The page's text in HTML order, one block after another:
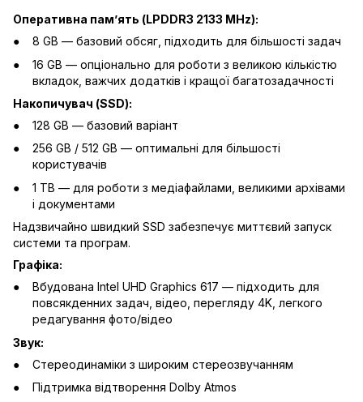
Оперативна памʼять (LPDDR3 2133 MHz):
8 GB — базовий обсяг, підходить для більшості задач
16 GB — опціонально для роботи з великою кількістю
вкладок, важчих додатків і кращої багатозадачності
Накопичувач (SSD):
128 GB — базовий варіант
256 GB / 512 GB — оптимальні для більшості
користувачів
1 TB — для роботи з медіафайлами, великими архівами
і документами
Надзвичайно швидкий SSD забезпечує миттєвий запуск
системи та програм.
Графіка:
Вбудована Intel UHD Graphics 617 — підходить для
повсякденних задач, відео, перегляду 4K, легкого
редагування фото/відео
Звук:
Стереодинаміки з широким стереозвучанням
Підтримка відтворення Dolby Atmos